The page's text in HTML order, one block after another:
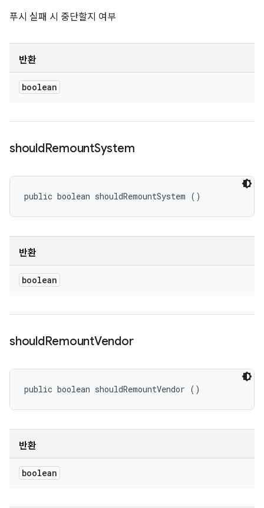
푸시 실패 시 중단할지 여부
반환
boolean
shouldRemountSystem
public boolean shouldRemountSystem ()
반환
boolean
shouldRemountVendor
public boolean shouldRemountVendor ()
반환
boolean